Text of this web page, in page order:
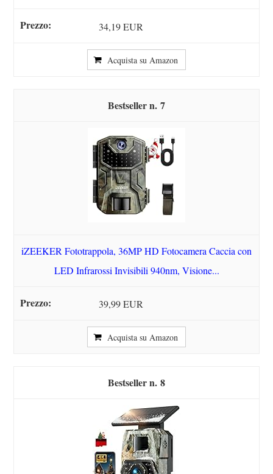
34,19 EUR
Acquista su Amazon
7
iZEEKER Fototrappola, 36MP HD Fotocamera Caccia con
LED Infrarossi Invisibili 940nm, Visione...
39,99 EUR
Acquista su Amazon
8